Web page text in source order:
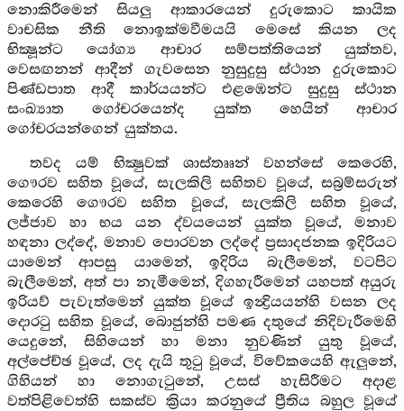
නොකිරීමෙන් සියලු ආකාරයෙන් දුරුකොට කායික
වාචසික නීති නොඉක්මවීමයයි මෙසේ කියන ලද
භික්‍ෂූන්ට යෝග්‍ය ආචාර සම්පත්තියෙන් යුක්තව,
වෙසඟනන් ආදීන් ගැවසෙන නුසුදුසු ස්ථාන දුරුකොට
පිණ්ඩපාත ආදී කාර්යයන්ට එළඹෙන්ට සුදුසු ස්ථාන
සංඛ්‍යාත ගෝචරයෙන්ද යුක්ත හෙයින් ආචාර
ගෝචරයන්ගෙන් යුක්තය.
තවද යම් භික්‍ෂුවක් ශාස්තෲන් වහන්සේ කෙරෙහි,
ගෞරව සහිත වූයේ, සැලකිලි සහිතව වූයේ, සබ්‍රම්සරුන්
කෙරෙහි ගෞරව සහිත වූයේ, සැලකිලි සහිත වූයේ,
ලජ්ජාව හා භය යන ද්වයයෙන් යුක්ත වූයේ, මනාව
හඳනා ලද්දේ, මනාව පොරවන ලද්දේ ප්‍රසාදජනක ඉදිරියට
යාමෙන් ආපසු යාමෙන්, ඉදිරිය බැලීමෙන්, වටපිට
බැලීමෙන්, අත් පා නැමීමෙන්, දිගහැරීමෙන් යහපත් අයුරු
ඉරියව් පැවැත්මෙන් යුක්ත වූයේ ඉන්‍ද්‍රියයන්හි වසන ලද
දොරටු සහිත වූයේ, බොජුන්හි පමණ දතුයේ නිදිවැරීමෙහි
යෙදුනේ, සිහියෙන් හා මනා නුවණින් යුතු වූයේ,
අල්පේච්ඡ වූයේ, ලද දැයි තුටු වූයේ, විවේකයෙහි ඇලුනේ,
ගිහියන් හා නොගැටුනේ, උසස් හැසිරීමට අදාළ
වත්පිළිවෙත්හි සකස්ව ක්‍රියා කරනුයේ ප්‍රීතිය බහුල වූයේ